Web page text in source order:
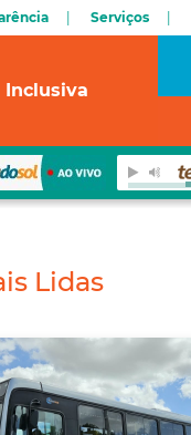
Serviços
Inclusiva
Lidas